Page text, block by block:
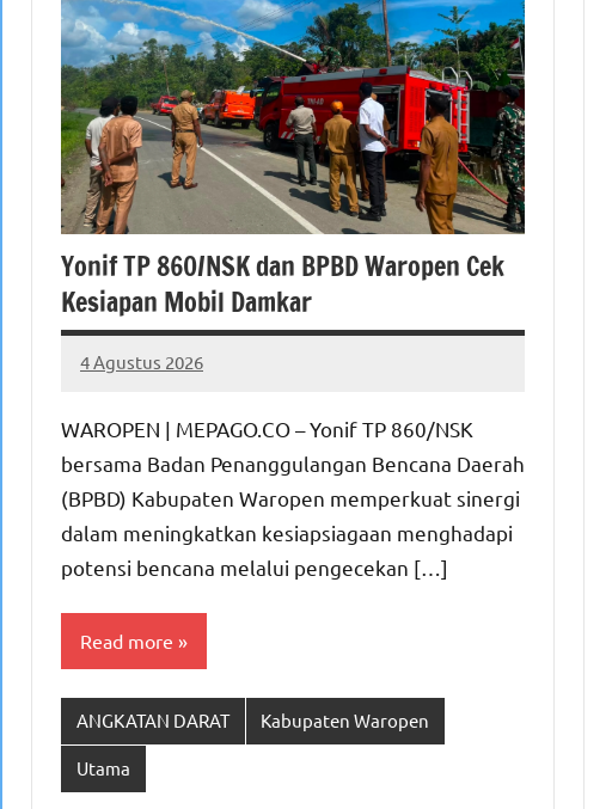
Yonif TP 860/NSK dan BPBD Waropen Cek
Kesiapan Mobil Damkar
4 Agustus 2026
MEPAGO
No
WAROPEN | MEPAGO.CO – Yonif TP 860/NSK
bersama Badan Penanggulangan Bencana Daerah
(BPBD) Kabupaten Waropen memperkuat sinergi
dalam meningkatkan kesiapsiagaan menghadapi
potensi bencana melalui pengecekan […]
Read more
ANGKATAN DARAT Kabupaten Waropen
Utama